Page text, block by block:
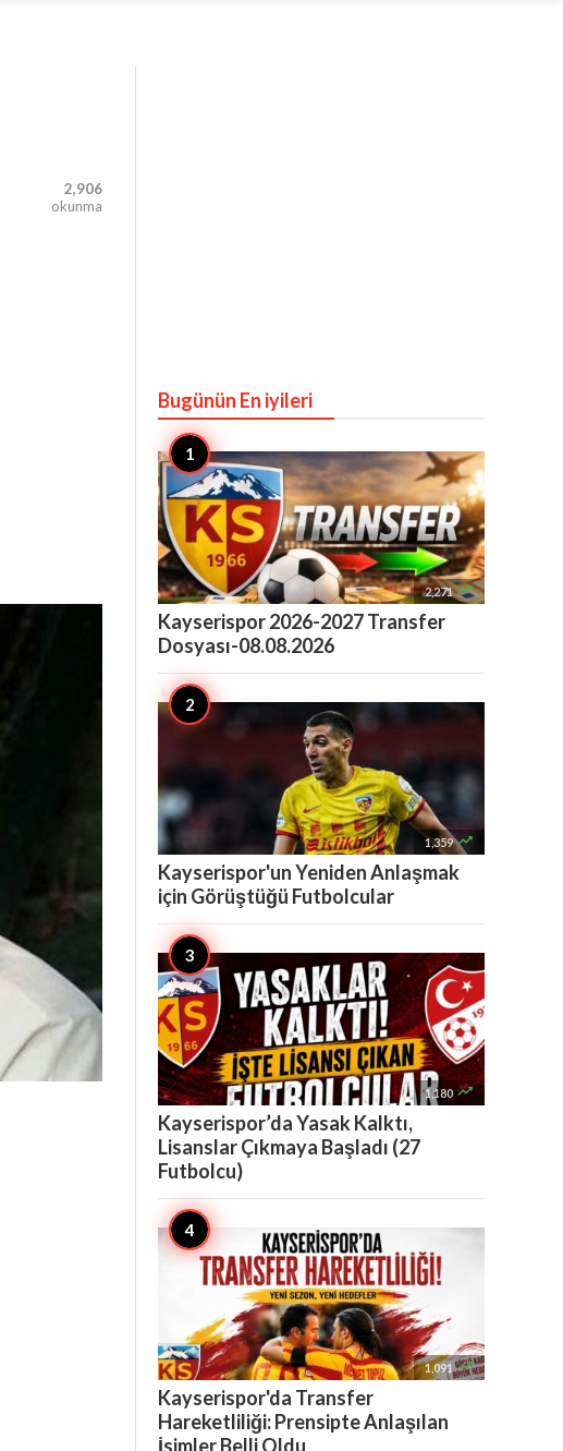
2,906
okunma
Bugünün En iyileri
2,271 
Kayserispor 2026-2027 Transfer
Dosyası-08.08.2026
1,359 
Kayserispor'un Yeniden Anlaşmak
için Görüştüğü Futbolcular
1,180 
Kayserispor’da Yasak Kalktı,
Lisanslar Çıkmaya Başladı (27
Futbolcu)
1,091 
Kayserispor'da Transfer
Hareketliliği: Prensipte Anlaşılan
İsimler Belli Oldu